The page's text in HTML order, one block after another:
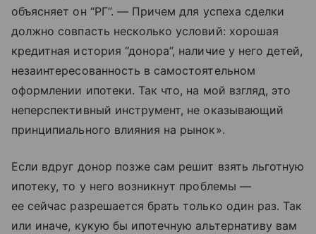
объясняет он “РГ”. — Причем для успеха сделки
должно совпасть несколько условий: хорошая
кредитная история “донора”, наличие у него детей,
незаинтересованность в самостоятельном
оформлении ипотеки. Так что, на мой взгляд, это
неперспективный инструмент, не оказывающий
принципиального влияния на рынок».
Если вдруг донор позже сам решит взять льготную
ипотеку, то у него возникнут проблемы —
ее сейчас разрешается брать только один раз. Так
или иначе, кукую бы ипотечную альтернативу вам